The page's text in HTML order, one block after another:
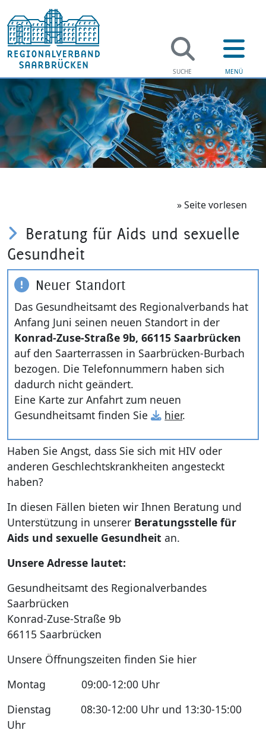
» Seite vorlesen
Beratung für Aids und sexuelle
Gesundheit
Neuer Standort
Das Gesundheitsamt des Regionalverbands hat
Anfang Juni seinen neuen Standort in der
Konrad-Zuse-Straße 9b, 66115 Saarbrücken
auf den Saarterrassen in Saarbrücken-Burbach
bezogen. Die Telefonnummern haben sich
dadurch nicht geändert.
Eine Karte zur Anfahrt zum neuen
Gesundheitsamt finden Sie
hier.
Haben Sie Angst, dass Sie sich mit HIV oder
anderen Geschlechtskrankheiten angesteckt
haben?
In diesen Fällen bieten wir Ihnen Beratung und
Unterstützung in unserer Beratungsstelle für
Aids und sexuelle Gesundheit an.
Unsere Adresse lautet:
Gesundheitsamt des Regionalverbandes
Saarbrücken
Konrad-Zuse-Straße 9b
66115 Saarbrücken
Unsere Öffnungszeiten finden Sie hier
Montag 09:00-12:00 Uhr
Dienstag 08:30-12:00 Uhr und 13:30-15:00
Uhr
Soziales
Jugend &
Bildung
Region
Bauen
Recht
Service
Kinder-
Hygiene
Nicht
Klima und